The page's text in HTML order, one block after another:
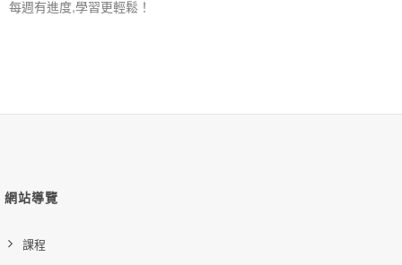
每週有進度,學習更輕鬆！
網站導覽
課程